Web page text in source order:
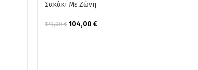
Σακάκι Με Ζώνη
129,00€ 104,00 €